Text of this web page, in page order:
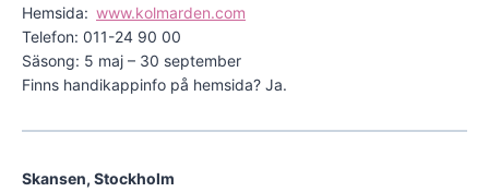
Hemsida: www.kolmarden.com
Telefon: 011-24 90 00
Säsong: 5 maj – 30 september
Finns handikappinfo på hemsida? Ja.
Skansen, Stockholm